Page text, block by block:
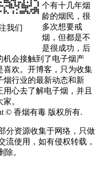
我们
个有十几年烟
龄的烟民，很
多次想要戒
烟，但都是不
是很成功，后
机会接触到了电子烟产
喜欢。开博客，只为收集
烟行业的最新动态和新
用心去了解电子烟，并且
。
© 香烟有毒 版权所有.
分资源收集于网络，只做
流使用，如有侵权转载，
除。